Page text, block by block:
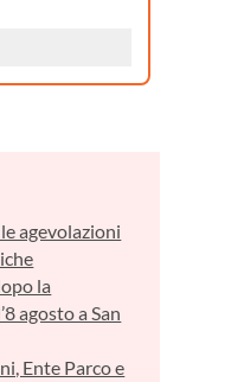
agevolazioni
la
agosto a San
Ente Parco e